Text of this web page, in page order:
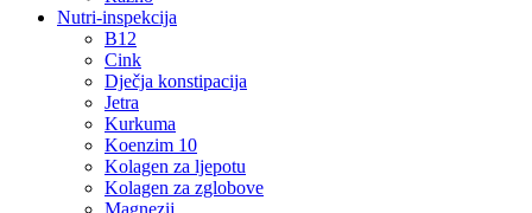
Nutri-inspekcija
B12
Cink
Dječja konstipacija
Jetra
Kurkuma
Koenzim 10
Kolagen za ljepotu
Kolagen za zglobove
Magnezij